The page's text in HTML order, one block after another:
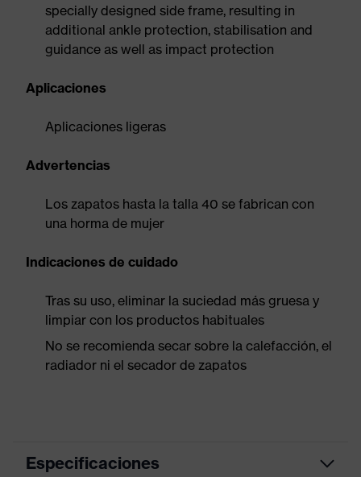
specially designed side frame, resulting in
additional ankle protection, stabilisation and
guidance as well as impact protection
Aplicaciones
Aplicaciones ligeras
Advertencias
Los zapatos hasta la talla 40 se fabrican con
una horma de mujer
Indicaciones de cuidado
Tras su uso, eliminar la suciedad más gruesa y
limpiar con los productos habituales
No se recomienda secar sobre la calefacción, el
radiador ni el secador de zapatos
Especificaciones